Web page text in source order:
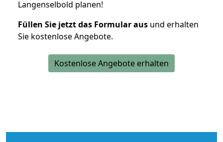
Langenselbold planen!
Füllen Sie jetzt das Formular aus und erhalten
Sie kostenlose Angebote.
Kostenlose Angebote erhalten